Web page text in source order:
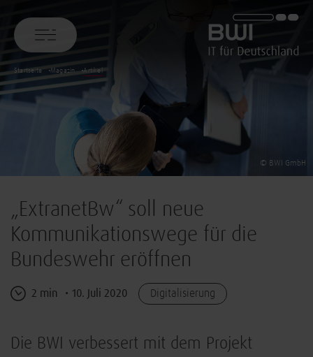
BWI GmbH
Startseite Magazin Artikel
© BWI GmbH
„ExtranetBw“ soll neue
Kommunikationswege für die
Bundeswehr eröffnen
2 min 10. Juli 2020 Digitalisierung
Die BWI verbessert mit dem Projekt